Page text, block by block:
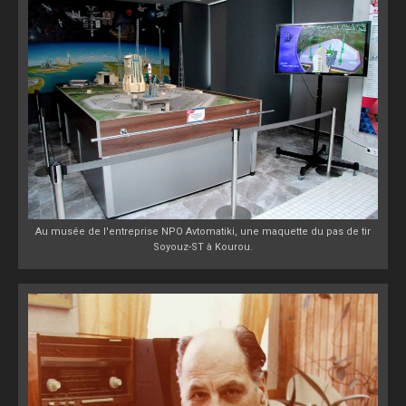
Au musée de l'entreprise NPO Avtomatiki, une maquette du pas de tir
Soyouz-ST à Kourou.